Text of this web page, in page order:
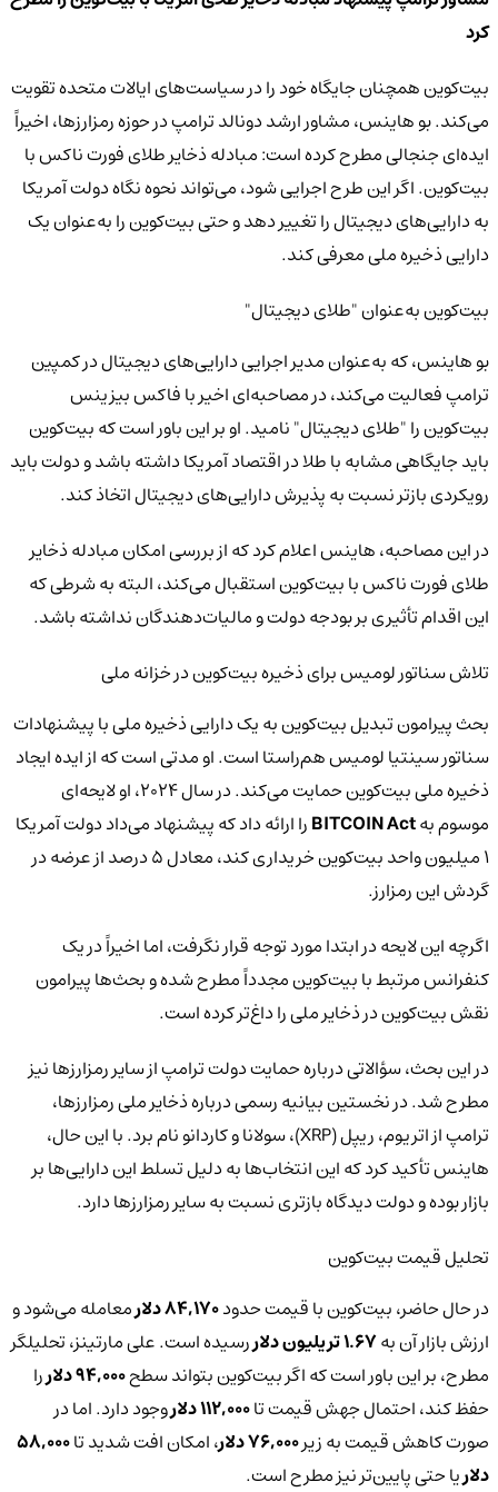
کرد
بیت‌کوین همچنان جایگاه خود را در سیاست‌های ایالات متحده تقویت
می‌کند. بو هاینس، مشاور ارشد دونالد ترامپ در حوزه رمزارزها، اخیراً
ایده‌ای جنجالی مطرح کرده است: مبادله ذخایر طلای فورت ناکس با
بیت‌کوین. اگر این طرح اجرایی شود، می‌تواند نحوه نگاه دولت آمریکا
به دارایی‌های دیجیتال را تغییر دهد و حتی بیت‌کوین را به‌عنوان یک
دارایی ذخیره ملی معرفی کند.
بیت‌کوین به‌عنوان "طلای دیجیتال"
بو هاینس، که به‌عنوان مدیر اجرایی دارایی‌های دیجیتال در کمپین
ترامپ فعالیت می‌کند، در مصاحبه‌ای اخیر با فاکس بیزینس
بیت‌کوین را "طلای دیجیتال" نامید. او بر این باور است که بیت‌کوین
باید جایگاهی مشابه با طلا در اقتصاد آمریکا داشته باشد و دولت باید
رویکردی بازتر نسبت به پذیرش دارایی‌های دیجیتال اتخاذ کند.
در این مصاحبه، هاینس اعلام کرد که از بررسی امکان مبادله ذخایر
طلای فورت ناکس با بیت‌کوین استقبال می‌کند، البته به شرطی که
این اقدام تأثیری بر بودجه دولت و مالیات‌دهندگان نداشته باشد.
تلاش سناتور لومیس برای ذخیره بیت‌کوین در خزانه ملی
بحث پیرامون تبدیل بیت‌کوین به یک دارایی ذخیره ملی با پیشنهادات
سناتور سینتیا لومیس هم‌راستا است. او مدتی است که از ایده ایجاد
ذخیره ملی بیت‌کوین حمایت می‌کند. در سال 2024، او لایحه‌ای
موسوم بهBITCOIN Actرا ارائه داد که پیشنهاد می‌داد دولت آمریکا
1 میلیون واحد بیت‌کوین خریداری کند، معادل 5 درصد از عرضه در
گردش این رمزارز.
اگرچه این لایحه در ابتدا مورد توجه قرار نگرفت، اما اخیراً در یک
کنفرانس مرتبط با بیت‌کوین مجدداً مطرح شده و بحث‌ها پیرامون
نقش بیت‌کوین در ذخایر ملی را داغ‌تر کرده است.
در این بحث، سؤالاتی درباره حمایت دولت ترامپ از سایر رمزارزها نیز
مطرح شد. در نخستین بیانیه رسمی درباره ذخایر ملی رمزارزها،
ترامپ از اتریوم، ریپل (XRP)، سولانا و کاردانو نام برد. با این حال،
هاینس تأکید کرد که این انتخاب‌ها به دلیل تسلط این دارایی‌ها بر
بازار بوده و دولت دیدگاه بازتری نسبت به سایر رمزارزها دارد.
تحلیل قیمت بیت‌کوین
در حال حاضر، بیت‌کوین با قیمت حدود84,170 دلار
معامله می‌شود و
ارزش بازار آن به1.67 تریلیون دلار
رسیده است. علی مارتینز، تحلیلگر
مطرح، بر این باور است که اگر بیت‌کوین بتواند سطح94,000 دلار
را
حفظ کند، احتمال جهش قیمت تا112,000 دلار
وجود دارد. اما در
صورت کاهش قیمت به زیر76,000 دلار ، امکان افت شدید تا58,000
دلاریا حتی پایین‌تر نیز مطرح است.